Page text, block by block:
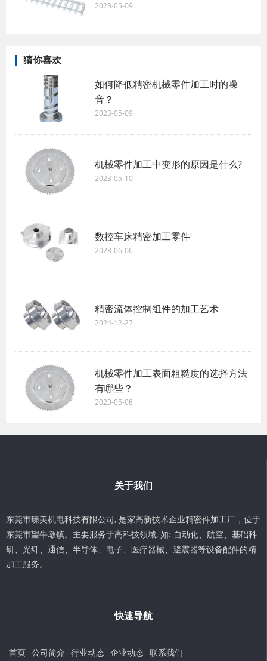
2023-05-09
猜你喜欢
如何降低精密机械零件加工时的噪
音？
2023-05-09
机械零件加工中变形的原因是什么?
2023-05-10
数控车床精密加工零件
2023-06-06
精密流体控制组件的加工艺术
2024-12-27
机械零件加工表面粗糙度的选择方法
有哪些？
2023-05-08
关于我们
东莞市臻美机电科技有限公司, 是家高新技术企业精密件加工厂，位于
东莞市望牛墩镇。主要服务于高科技领域, 如: 自动化、航空、基础科
研、光纤、通信、半导体、电子、医疗器械、避震器等设备配件的精
加工服务。
快速导航
首页 公司简介 行业动态 企业动态 联系我们